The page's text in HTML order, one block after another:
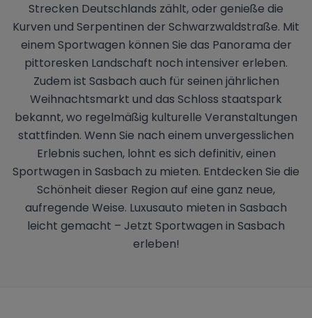
Strecken Deutschlands zählt, oder genieße die
Kurven und Serpentinen der Schwarzwaldstraße. Mit
einem Sportwagen können Sie das Panorama der
pittoresken Landschaft noch intensiver erleben.
Zudem ist Sasbach auch für seinen jährlichen
Weihnachtsmarkt und das Schloss staatspark
bekannt, wo regelmäßig kulturelle Veranstaltungen
stattfinden. Wenn Sie nach einem unvergesslichen
Erlebnis suchen, lohnt es sich definitiv, einen
Sportwagen in Sasbach zu mieten. Entdecken Sie die
Schönheit dieser Region auf eine ganz neue,
aufregende Weise. Luxusauto mieten in Sasbach
leicht gemacht – Jetzt Sportwagen in Sasbach
erleben!